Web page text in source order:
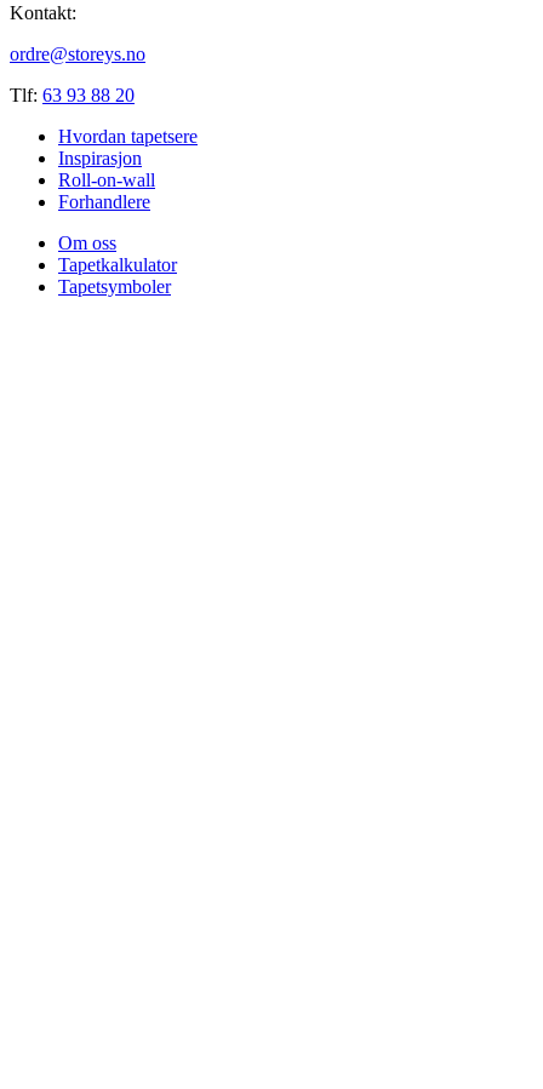
Kontakt:
ordre@storeys.no
Tlf: 63 93 88 20
Hvordan tapetsere
Inspirasjon
Roll-on-wall
Forhandlere
Om oss
Tapetkalkulator
Tapetsymboler